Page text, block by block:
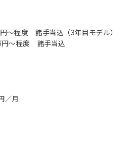
〜程度 諸手当込（3年目モデル）
円〜程度 諸手当込
／月